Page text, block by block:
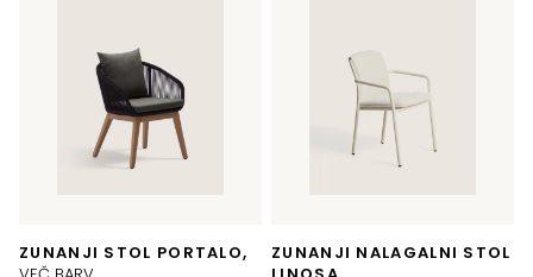
ZUNANJI STOL PORTALO,
ZUNANJI NALAGALNI STOL